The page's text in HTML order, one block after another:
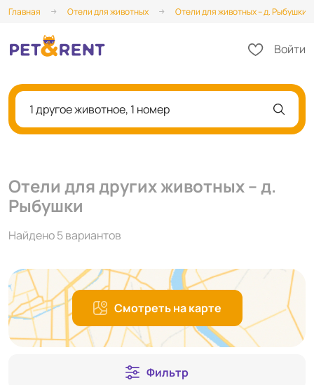
Главная Отели для животных Отели для животных – д. Рыбушки
Войти
1 другое животное, 1 номер
Отели для других животных – д.
Рыбушки
Найдено 5 вариантов
Смотреть на карте
Фильтр